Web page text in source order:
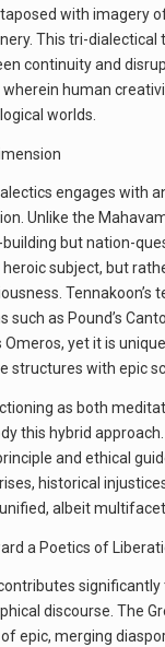
with imagery
This tri-dialectical
continuity and
human
worlds.
engages with
Unlike the
but nation-
subject, but
Tennakoon’s
as Pound’s
Omeros, yet it is
structures with epic
as both
this hybrid
and ethical
historical
albeit
a Poetics of
discourse. The
epic, merging